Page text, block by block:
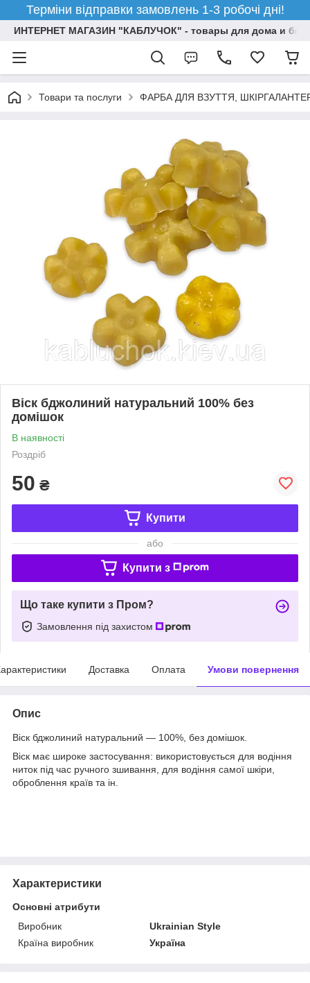
Терміни відправки замовлень 1-3 робочі дні!
ИНТЕРНЕТ МАГАЗИН "КАБЛУЧОК" - товары для дома и
Товари та послуги ФАРБА ДЛЯ ВЗУТТЯ,
Віск бджолиний натуральний 100% без
домішок
В наявності
Роздріб
50 ₴
Купити
або
Купити з
Що таке купити з Пром?
Замовлення під захистом
Доставка Оплата Умови повернення
Опис
Віск бджолиний натуральний — 100%, без домішок.
Віск має широке застосування: використовується для водіння
ниток під час ручного зшивання, для водіння самої шкіри,
оброблення країв та ін.
Характеристики
Основні атрибути
Виробник
Ukrainian Style
Країна виробник
Україна